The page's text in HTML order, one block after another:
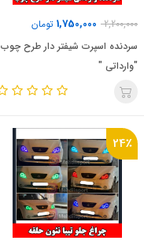
2,200,000
1,750,000 تومان
سردنده اسپرت شیفتر دار طرح چوب
"وارداتی "
24٪